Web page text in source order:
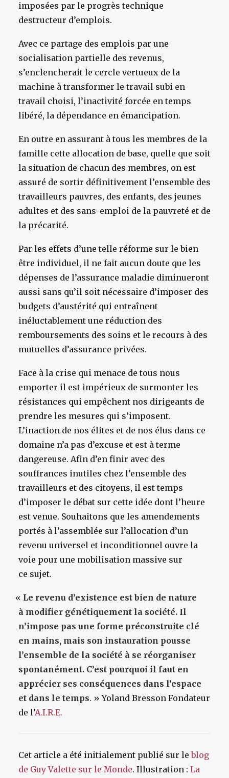
imposées par le progrès technique
destructeur d’emplois.
Avec ce partage des emplois par une
socialisation partielle des revenus,
s’enclencherait le cercle vertueux de la
machine à transformer le travail subi en
travail choisi, l’inactivité forcée en temps
libéré, la dépendance en émancipation.
En outre en assurant à tous les membres de la
famille cette allocation de base, quelle que soit
la situation de chacun des membres, on est
assuré de sortir définitivement l’ensemble des
travailleurs pauvres, des enfants, des jeunes
adultes et des sans-emploi de la pauvreté et de
la précarité.
Par les effets d’une telle réforme sur le bien
être individuel, il ne fait aucun doute que les
dépenses de l’assurance maladie diminueront
aussi sans qu’il soit nécessaire d’imposer des
budgets d’austérité qui entraînent
inéluctablement une réduction des
remboursements des soins et le recours à des
mutuelles d’assurance privées.
Face à la crise qui menace de tous nous
emporter il est impérieux de surmonter les
résistances qui empêchent nos dirigeants de
prendre les mesures qui s’imposent.
L’inaction de nos élites et de nos élus dans ce
domaine n’a pas d’excuse et est à terme
dangereuse. Afin d’en finir avec des
souffrances inutiles chez l’ensemble des
travailleurs et des citoyens, il est temps
d’imposer le débat sur cette idée dont l’heure
est venue. Souhaitons que les amendements
portés à l’assemblée sur l’allocation d’un
revenu universel et inconditionnel ouvre la
voie pour une mobilisation massive sur
ce sujet.
« Le revenu d’existence est bien de nature
à modifier génétiquement la société. Il
n’impose pas une forme préconstruite clé
en mains, mais son instauration pousse
l’ensemble de la société à se réorganiser
spontanément. C’est pourquoi il faut en
apprécier ses conséquences dans l’espace
et dans le temps. » Yoland Bresson Fondateur
de l’A.I.R.E.
Cet article a été initialement publié sur leblog
de Guy Valette sur le Monde. Illustration : La